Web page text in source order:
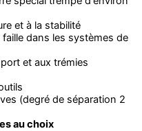
et à la stabilité
dans les systèmes de
et aux trémies
(degré de séparation 2
au choix